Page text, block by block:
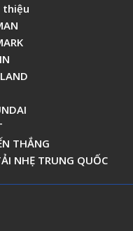
thiệu
THẮNG
NHẸ TRUNG QUỐC